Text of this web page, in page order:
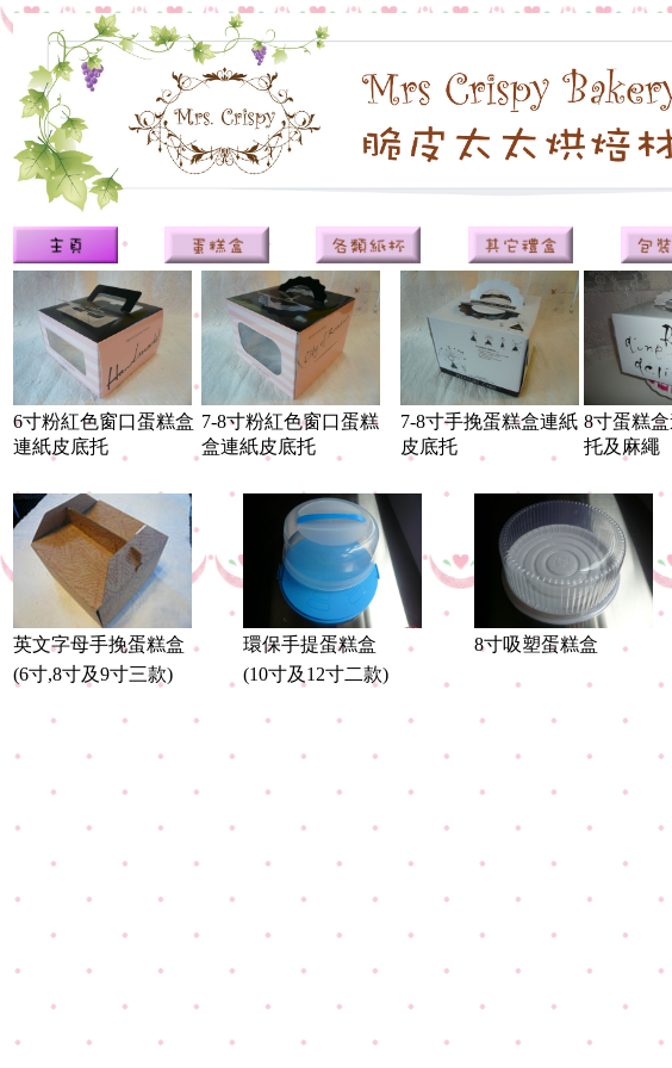
6寸粉紅色窗口蛋糕盒
連紙皮底托
7-8寸粉紅色窗口蛋糕
盒連紙皮底托
7-8寸手挽蛋糕盒連紙
皮底托
8寸蛋糕
托及麻繩
英文字母手挽蛋糕盒 環保手提蛋糕盒 8寸吸塑蛋糕盒
(6寸,8寸及9寸三款)
(10寸及12寸二款)